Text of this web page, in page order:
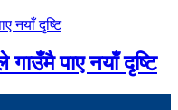
पाए नयाँ दृष्टि